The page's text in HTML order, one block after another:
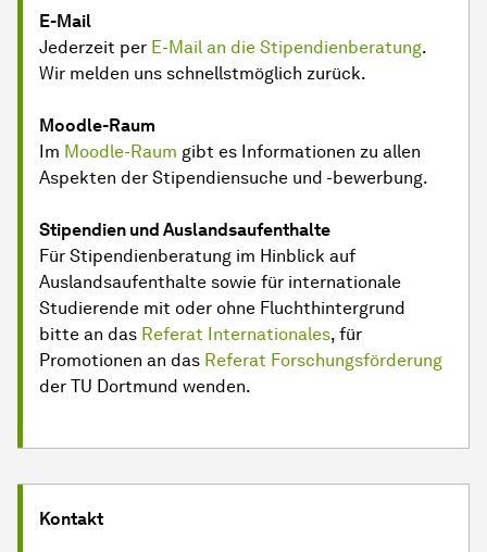
E-Mail
Jederzeit per E-Mail an die Stipendienberatung.
Wir melden uns schnellstmöglich zurück.
Moodle-Raum
Im Moodle-Raum gibt es Informationen zu allen
Aspekten der Stipendiensuche und -bewerbung.
Stipendien und Auslandsaufenthalte
Für Stipendienberatung im Hinblick auf
Auslandsaufenthalte sowie für internationale
Studierende mit oder ohne Fluchthintergrund
bitte an das Referat Internationales, für
Promotionen an das Referat Forschungsförderung
der TU Dortmund wenden.
Kontakt